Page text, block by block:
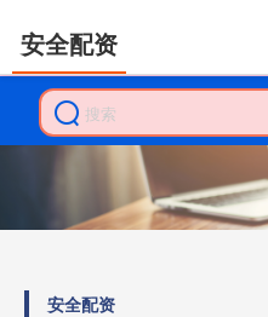
安全配资
安全配资